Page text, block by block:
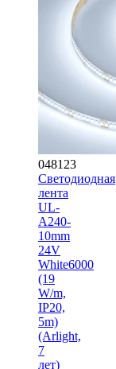
048123
Светодиодная
лента
UL-
A240-
10mm
24V
White6000
(19
W/m,
IP20,
5m)
(Arlight,
7
лет)